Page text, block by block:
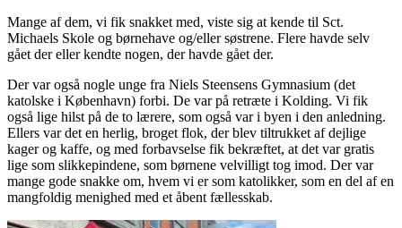
Mange af dem, vi fik snakket med, viste sig at kende til Sct.
Michaels Skole og børnehave og/eller søstrene. Flere havde selv
gået der eller kendte nogen, der havde gået der.
Der var også nogle unge fra Niels Steensens Gymnasium (det
katolske i København) forbi. De var på retræte i Kolding. Vi fik
også lige hilst på de to lærere, som også var i byen i den anledning.
Ellers var det en herlig, broget flok, der blev tiltrukket af dejlige
kager og kaffe, og med forbavselse fik bekræftet, at det var gratis
lige som slikkepindene, som børnene velvilligt tog imod. Der var
mange gode snakke om, hvem vi er som katolikker, som en del af en
mangfoldig menighed med et åbent fællesskab.